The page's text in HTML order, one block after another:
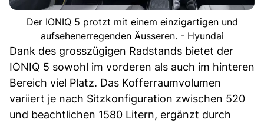
Der IONIQ 5 protzt mit einem einzigartigen und
aufsehenerregenden Äusseren. - Hyundai
Dank des grosszügigen Radstands bietet der
IONIQ 5 sowohl im vorderen als auch im hinteren
Bereich viel Platz. Das Kofferraumvolumen
variiert je nach Sitzkonfiguration zwischen 520
und beachtlichen 1580 Litern, ergänzt durch